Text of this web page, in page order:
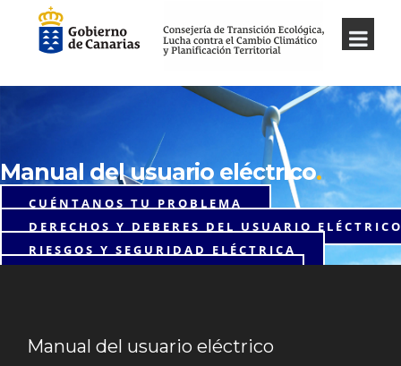
Manual del usuario eléctrico.
CUÉNTANOS TU PROBLEMA
DERECHOS Y DEBERES DEL USUARIO
RIESGOS Y SEGURIDAD ELÉCTRICA
Manual del usuario eléctrico